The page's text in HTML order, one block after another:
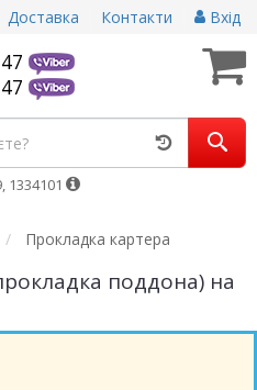
Доставка Контакти Вхід
Прокладка картера
поддона) на